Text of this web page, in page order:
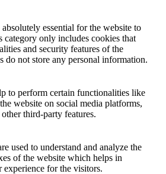
essential for the website to
only includes cookies that
and security features of the
do not store any personal information.
to perform certain functionalities like
website on social media platforms,
third-party features.
used to understand and analyze the
of the website which helps in
experience for the visitors.